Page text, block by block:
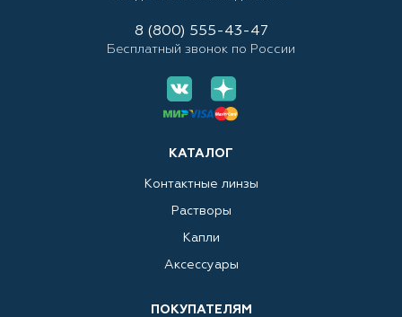
КАТАЛОГ
Контактные линзы
Растворы
Капли
Аксессуары
ПОКУПАТЕЛЯМ
8 (800) 555-43-47
Бесплатный звонок по России